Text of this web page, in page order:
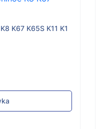
K67 K65S K11 K1